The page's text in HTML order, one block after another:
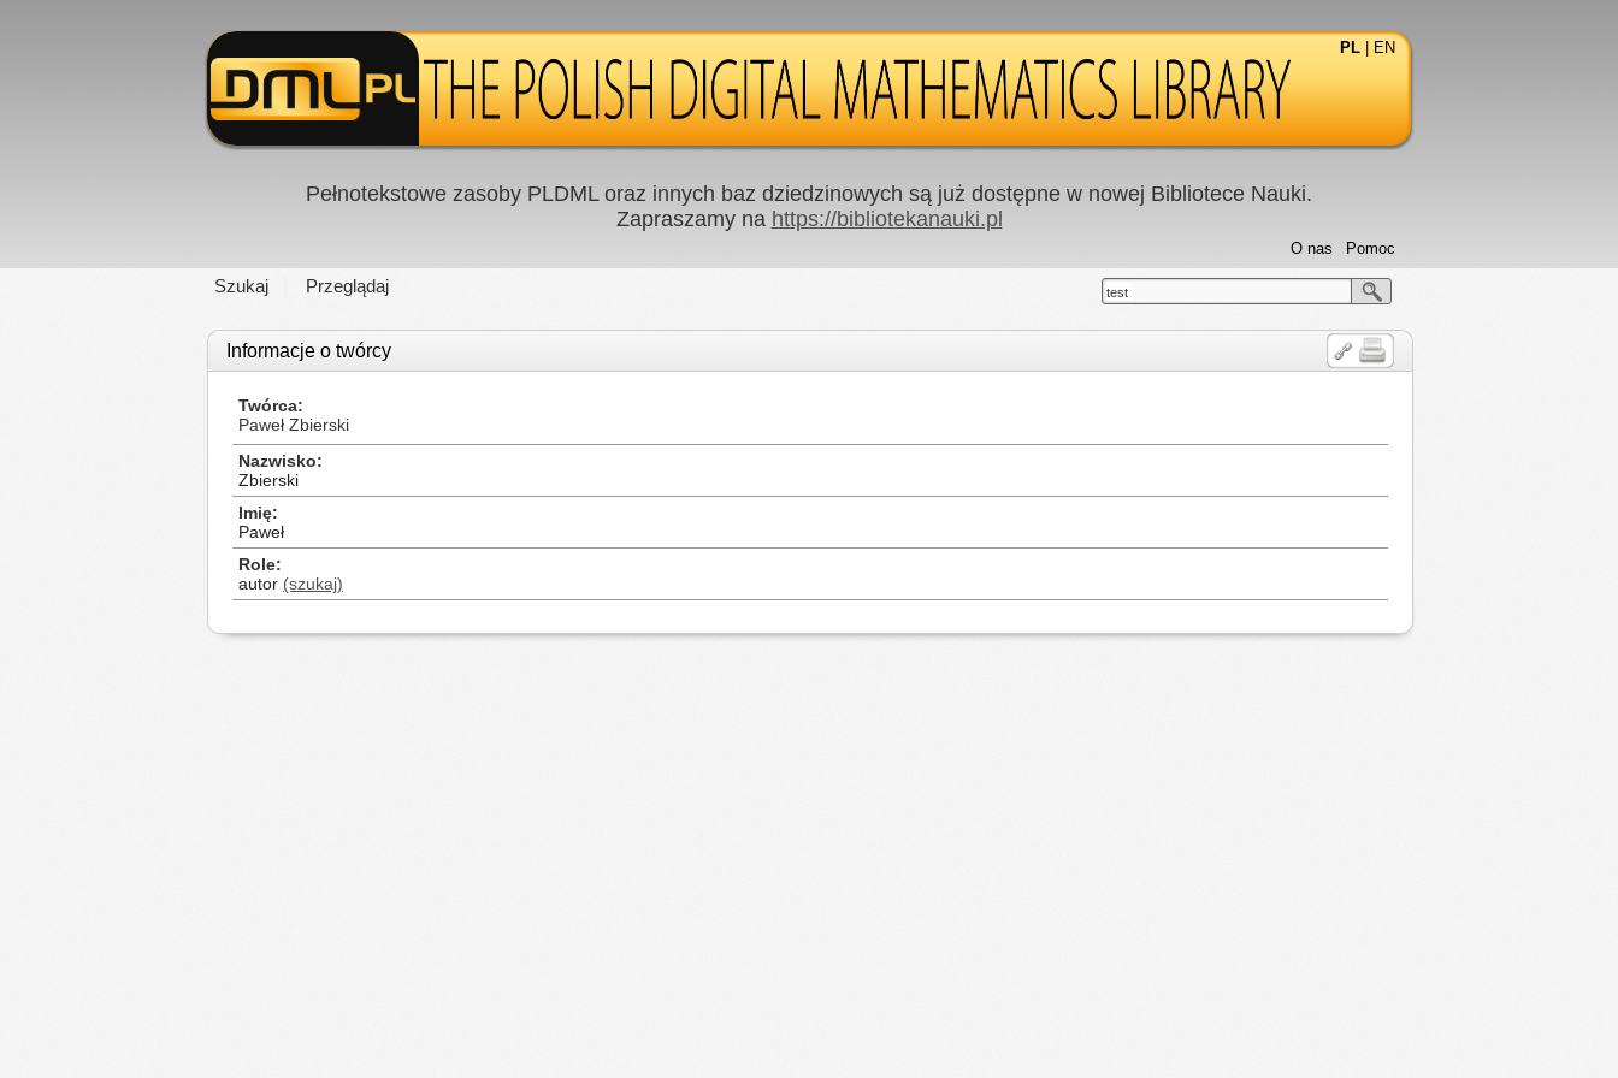
PL EN
Pełnotekstowe zasoby PLDML oraz innych baz dziedzinowych są już dostępne w nowej Bibliotece Nauki.
Zapraszamy na https://bibliotekanauki.pl
Szukaj Przeglądaj
Pomoc
O nas
test
Informacje o twórcy
Twórca
Paweł Zbierski
Nazwisko
Zbierski
Imię
Paweł
Role
autor (szukaj)